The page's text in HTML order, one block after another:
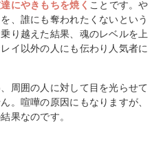
にやきもちを焼く ことです。や
、誰にも奪われたくないという
り越えた結果、魂のレベルを上
イ以外の人にも伝わり人気者に
周囲の人に対して目を光らせて
。喧嘩の原因にもなりますが、
果なのです。